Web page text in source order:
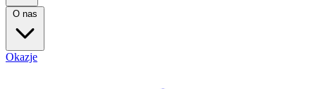
O nas
Okazje